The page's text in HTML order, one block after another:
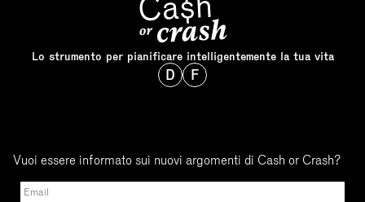
Lo strumento per pianificare intelligentemente la tua vita
D F
Vuoi essere informato sui nuovi argomenti di Cash or Crash?